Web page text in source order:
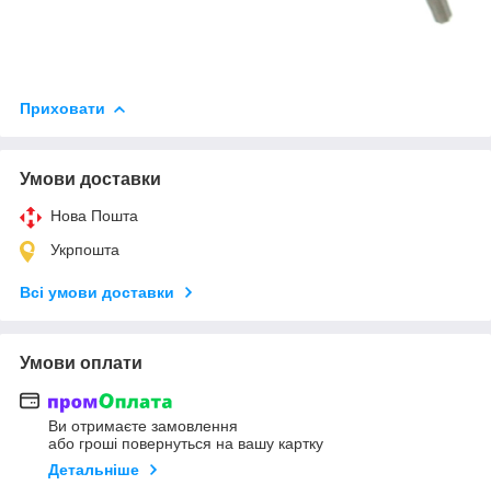
Приховати
Умови доставки
Нова Пошта
Укрпошта
Всі умови доставки
Умови оплати
Ви отримаєте замовлення
або гроші повернуться на вашу картку
Детальніше